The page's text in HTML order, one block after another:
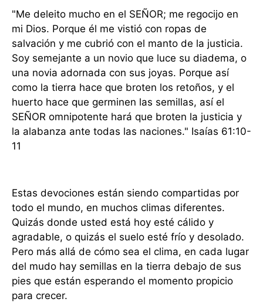
"Me deleito mucho en el SEÑOR; me regocijo en
mi Dios. Porque él me vistió con ropas de
salvación y me cubrió con el manto de la justicia.
Soy semejante a un novio que luce su diadema, o
una novia adornada con sus joyas. Porque así
como la tierra hace que broten los retoños, y el
huerto hace que germinen las semillas, así el
SEÑOR omnipotente hará que broten la justicia y
la alabanza ante todas las naciones." Isaías 61:10-
11
Estas devociones están siendo compartidas por
todo el mundo, en muchos climas diferentes.
Quizás donde usted está hoy esté cálido y
agradable, o quizás el suelo esté frío y desolado.
Pero más allá de cómo sea el clima, en cada lugar
del mudo hay semillas en la tierra debajo de sus
pies que están esperando el momento propicio
para crecer.